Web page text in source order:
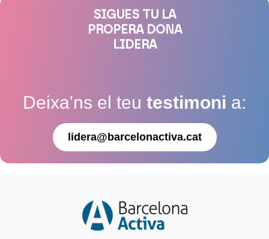
SIGUES TU LA
PROPERA DONA
LIDERA
Deixa'ns el teu testimoni a:
lidera@barcelonactiva.cat